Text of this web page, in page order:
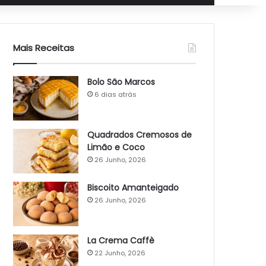
Mais Receitas
Bolo São Marcos
6 dias atrás
Quadrados Cremosos de
Limão e Coco
26 Junho, 2026
Biscoito Amanteigado
26 Junho, 2026
La Crema Caffè
22 Junho, 2026